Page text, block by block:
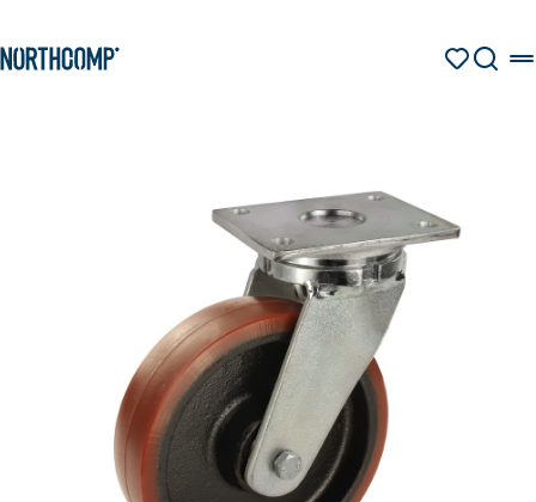
Zur Navigation springen
SUCHE
Sprache auswählen
DE